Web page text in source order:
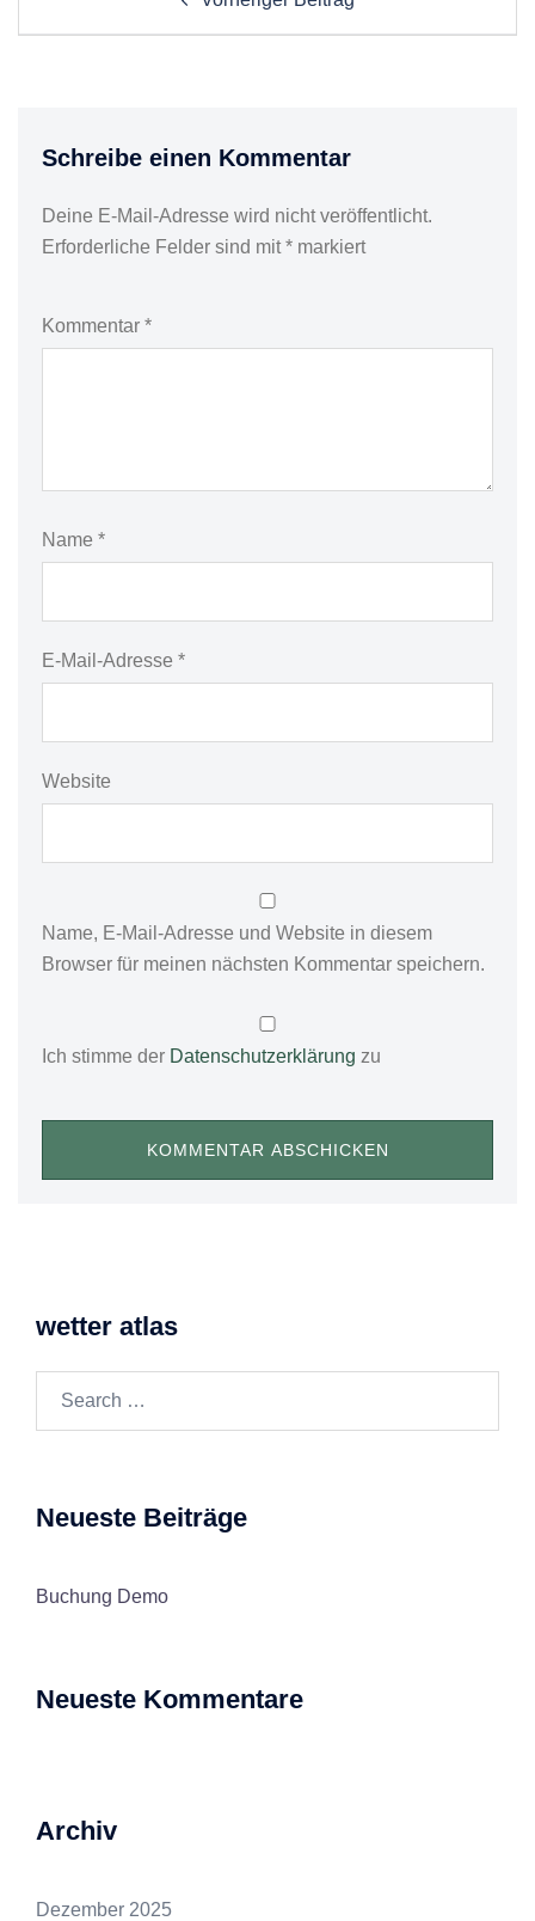
Schreibe einen Kommentar
Deine E-Mail-Adresse wird nicht veröffentlicht.
Erforderliche Felder sind mit* markiert
Kommentar *
Name *
E-Mail-Adresse *
Website
Name, E-Mail-Adresse und Website in diesem
Browser für meinen nächsten Kommentar speichern.
Ich stimme der Datenschutzerklärung zu
wetter atlas
Neueste Beiträge
Buchung Demo
Neueste Kommentare
Archiv
Dezember 2025